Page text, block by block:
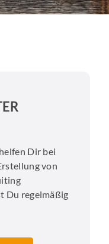
Dir bei
von
Du regelmäßig